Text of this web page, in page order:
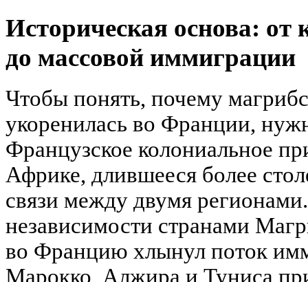
Историческая основа: от
до массовой иммиграции
Чтобы понять, почему
укоренилась во Франции,
Французское колониальное
Африке, длившееся более
связи между двумя
независимости странами
во Францию хлынул поток
Марокко, Алжира и Туниса